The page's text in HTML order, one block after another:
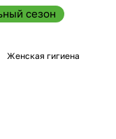
сезон
Женская гигиена